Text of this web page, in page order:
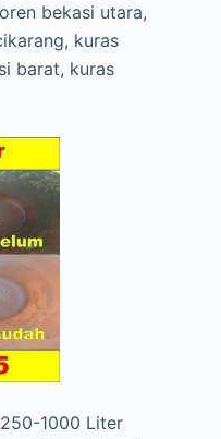
bekasi utara,
kuras
barat, kuras
1000 Liter